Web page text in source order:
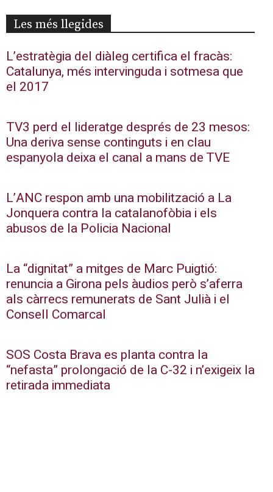
Les més llegides
L’estratègia del diàleg certifica el fracàs:
Catalunya, més intervinguda i sotmesa que
el 2017
TV3 perd el lideratge després de 23 mesos:
Una deriva sense continguts i en clau
espanyola deixa el canal a mans de TVE
L’ANC respon amb una mobilització a La
Jonquera contra la catalanofòbia i els
abusos de la Policia Nacional
La “dignitat” a mitges de Marc Puigtió:
renuncia a Girona pels àudios però s’aferra
als càrrecs remunerats de Sant Julià i el
Consell Comarcal
SOS Costa Brava es planta contra la
“nefasta” prolongació de la C-32 i n’exigeix la
retirada immediata